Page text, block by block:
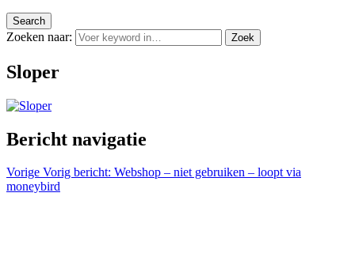
Search
Zoeken naar: Zoek
Sloper
Bericht navigatie
Vorige Vorig bericht: Webshop – niet gebruiken – loopt via
moneybird